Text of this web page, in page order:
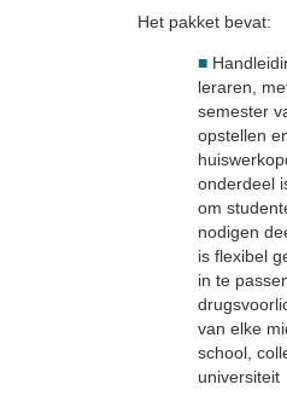
Het pakket bevat:
■
leraren,
semester
opstellen
onderdeel
om
nodigen
is flexibel
in te
van elke
school,
universiteit